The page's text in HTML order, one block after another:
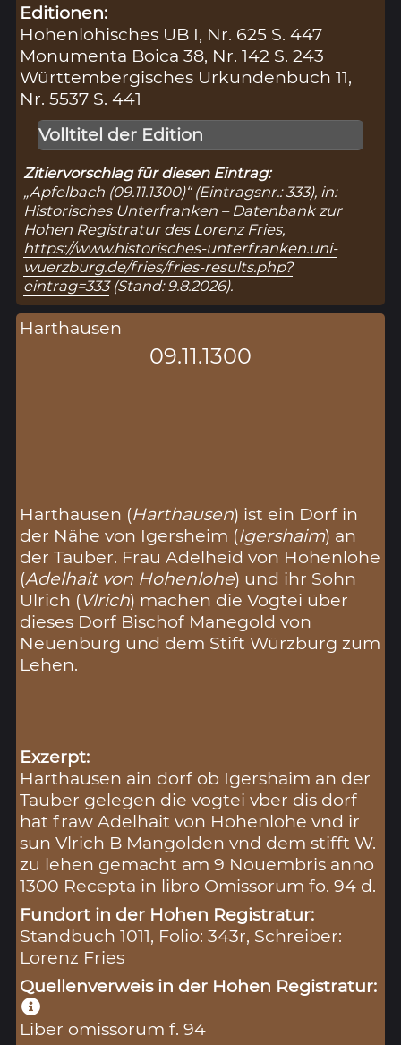
Editionen:
Hohenlohisches UB I, Nr. 625 S. 447
Monumenta Boica 38, Nr. 142 S. 243
Württembergisches Urkundenbuch 11,
Nr. 5537 S. 441
Volltitel der Edition
Zitiervorschlag für diesen Eintrag:
„Apfelbach (09.11.1300)“ (Eintragsnr.: 333), in:
Historisches Unterfranken – Datenbank zur
Hohen Registratur des Lorenz Fries,
https://www.historisches-unterfranken.uni-
wuerzburg.de/fries/fries-results.php?
eintrag=333(Stand: 9.8.2026).
Harthausen
09.11.1300
Harthausen (Harthausen) ist ein Dorf in
der Nähe von Igersheim (Igershaim) an
der Tauber. Frau Adelheid von Hohenlohe
(Adelhait von Hohenlohe) und ihr Sohn
Ulrich (Vlrich) machen die Vogtei über
dieses Dorf Bischof Manegold von
Neuenburg und dem Stift Würzburg zum
Lehen.
Exzerpt:
Harthausen ain dorf ob Igershaim an der
Tauber gelegen die vogtei vber dis dorf
hat fraw Adelhait von Hohenlohe vnd ir
sun Vlrich B Mangolden vnd dem stifft W.
zu lehen gemacht am 9 Nouembris anno
1300 Recepta in libro Omissorum fo. 94 d.
Fundort in der Hohen Registratur:
Standbuch 1011, Folio: 343r, Schreiber:
Lorenz Fries
Quellenverweis in der Hohen Registratur:
Liber omissorum f. 94